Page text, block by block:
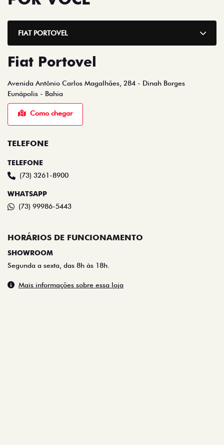
FIAT PORTOVEL
Fiat Portovel
Avenida Antônio Carlos Magalhães, 284 - Dinah Borges
Eunápolis - Bahia
Como chegar
TELEFONE
TELEFONE
(73) 3261-8900
WHATSAPP
(73) 99986-5443
HORÁRIOS DE FUNCIONAMENTO
SHOWROOM
Segunda a sexta, das 8h às 18h.
Mais informações sobre essa loja